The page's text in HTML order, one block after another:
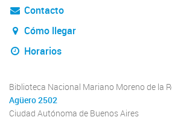
Contacto
Cómo llegar
Horarios
Biblioteca Nacional Mariano Moreno de la
Agüero 2502
Ciudad Autónoma de Buenos Aires